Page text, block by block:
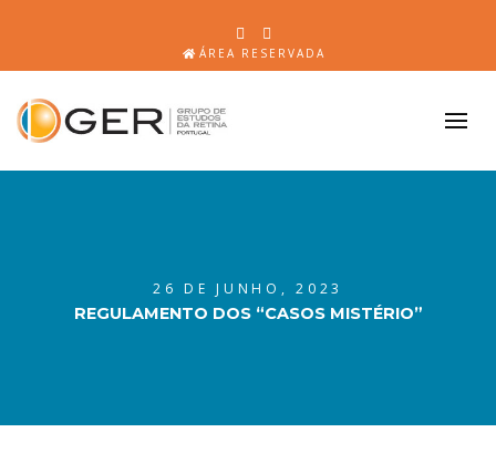
ÁREA RESERVADA
26 DE JUNHO, 2023
REGULAMENTO DOS “CASOS MISTÉRIO”